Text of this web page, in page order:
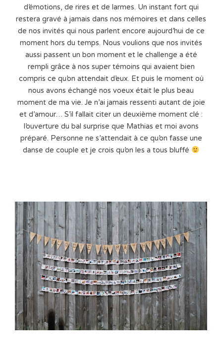
d’émotions, de rires et de larmes. Un instant fort qui
restera gravé à jamais dans nos mémoires et dans celles
de nos invités qui nous parlent encore aujourd’hui de ce
moment hors du temps. Nous voulions que nos invités
aussi passent un bon moment et le challenge a été
rempli grâce à nos super témoins qui avaient bien
compris ce qu’on attendait d’eux. Et puis le moment où
nous avons échangé nos voeux était le plus beau
moment de ma vie. Je n’ai jamais ressenti autant de joie
et d’amour… S’il fallait citer un deuxième moment clé :
l’ouverture du bal surprise que Mathias et moi avons
préparé. Personne ne s’attendait à ce qu’on fasse une
danse de couple et je crois qu’on les a tous bluffé